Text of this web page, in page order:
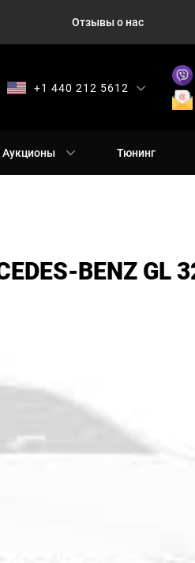
Отзывы о нас
+1 440 212 5612
Аукционы Тюнинг
BENZ GL